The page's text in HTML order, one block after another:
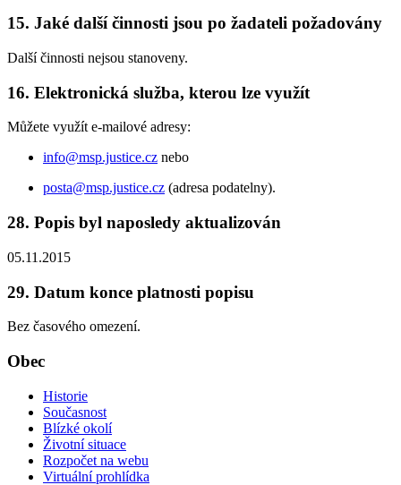
15. Jaké další činnosti jsou po žadateli požadovány
Další činnosti nejsou stanoveny.
16. Elektronická služba, kterou lze využít
Můžete využít e-mailové adresy:
info@msp.justice.cz nebo
posta@msp.justice.cz (adresa podatelny).
28. Popis byl naposledy aktualizován
05.11.2015
29. Datum konce platnosti popisu
Bez časového omezení.
Obec
Historie
Současnost
Blízké okolí
Životní situace
Rozpočet na webu
Virtuální prohlídka